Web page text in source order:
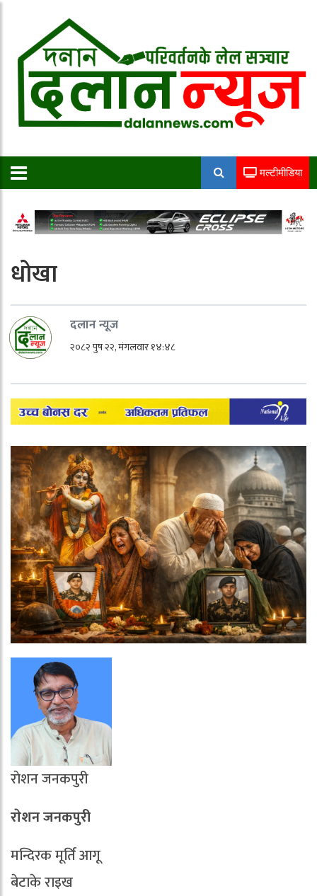
मल्टीमीडिया
धोखा
दलान न्यूज
२०८२ पुष २२, मंगलवार १४:४८
राेशन जनकपुरी
राेशन जनकपुरी
मन्दिरक मूर्ति आगू
बेटाके राइख